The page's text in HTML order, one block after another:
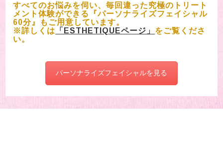
すべてのお悩みを伺い、毎回違った究極のトリート
メント体験ができる『パーソナライズフェイシャル
60分』もご用意しています。
※詳しくは
「ESTHETIQUEページ」 をご覧くださ
い。
パーソナライズフェイシャルを見る